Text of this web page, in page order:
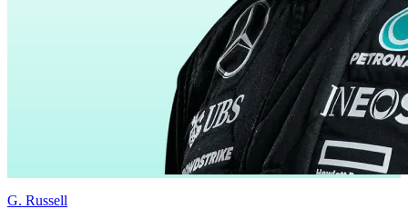
G. Russell